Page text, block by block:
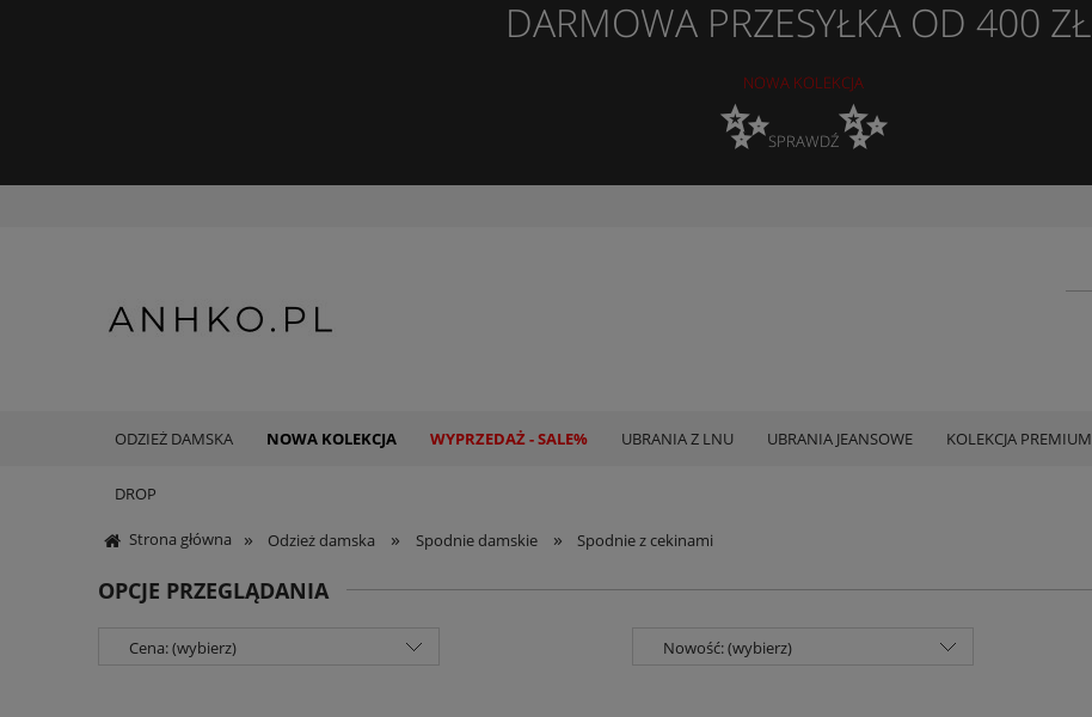
DARMOWA PRZESYŁKA OD 400 ZŁ
NOWA KOLEKCJA
✨SPRAWDŹ✨
ODZIEŻ DAMSKA NOWA KOLEKCJA WYPRZEDAŻ - SALE% UBRANIA Z LNU UBRANIA JEANSOWE KOLEKCJA PREMIUM
DROP
Strona główna » Odzież damska » Spodnie damskie » Spodnie z cekinami
OPCJE PRZEGLĄDANIA
Cena: (wybierz) Nowość: (wybierz)